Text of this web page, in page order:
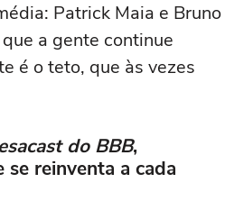
Patrick Maia e Bruno
a gente continue
é o teto, que às vezes
do BBB,
reinventa a cada